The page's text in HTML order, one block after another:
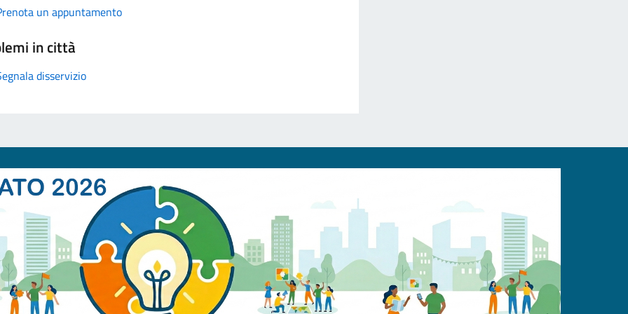
un appuntamento
in città
disservizio